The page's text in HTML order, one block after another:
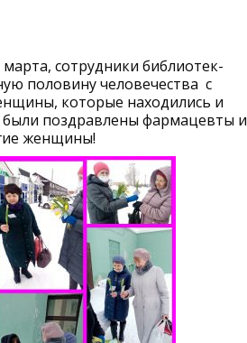
сотрудники библиотек-
половину человечества с
которые находились и
поздравлены фармацевты и
женщины!